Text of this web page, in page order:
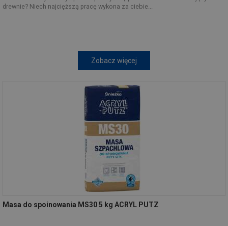
drewnie? Niech najcięższą pracę wykona za ciebie...
Zobacz więcej
Masa do spoinowania MS30 5 kg ACRYL PUTZ